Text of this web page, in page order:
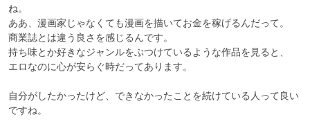
ね。
ああ、漫画家じゃなくても漫画を描いてお金を稼げるんだって。
商業誌とは違う良さを感じるんです。
持ち味とか好きなジャンルをぶつけているような作品を見ると、
エロなのに心が安らぐ時だってあります。
自分がしたかったけど、できなかったことを続けている人って良い
ですね。